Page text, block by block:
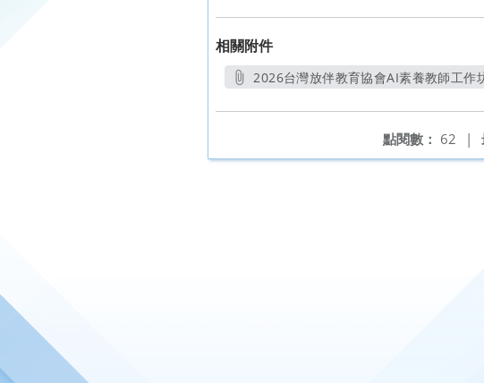
相關附件
2026台灣放伴教育協會AI素養教師工作
點閱數： 62 |